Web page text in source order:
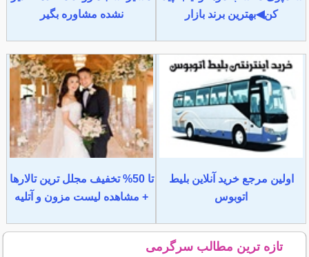
کن◀بهترین برند بازار
نشده مشاوره بگیر
اولین مرجع خرید آنلاین بلیط
اتوبوس
تا 50% تخفیف مجلل ترین تالارها
+ مشاهده لیست مزون و آتلیه
تازه ترین مطالب سرگرمی